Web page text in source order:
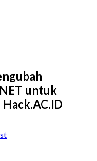
untuk